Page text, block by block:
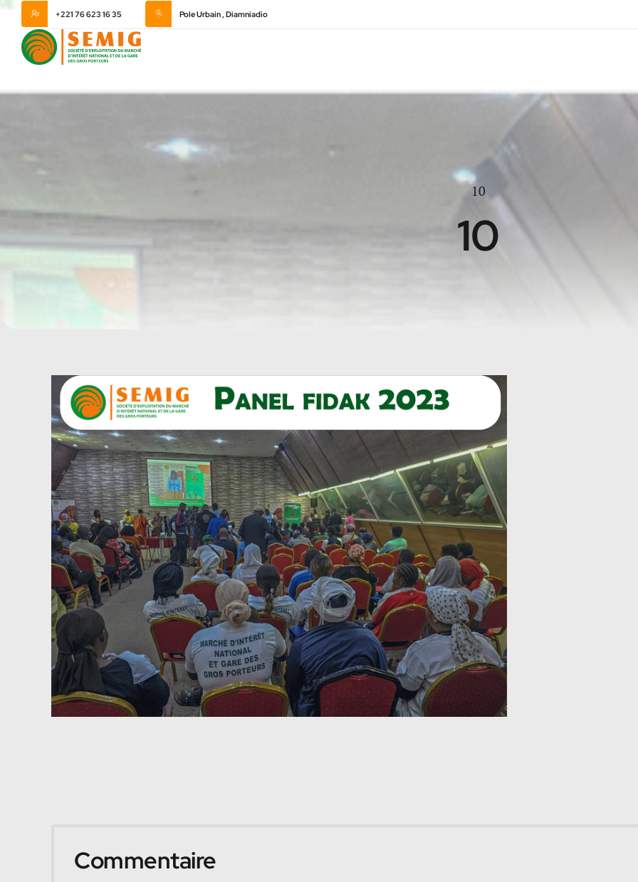
+221 76 623 16 35 Pole Urbain , Diamniadio
10
10
Commentaire